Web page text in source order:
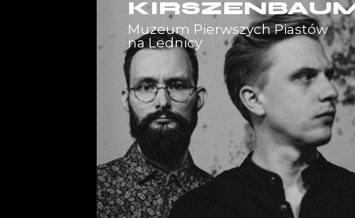
Muzeum Pierwszych Piastów
na Lednicy